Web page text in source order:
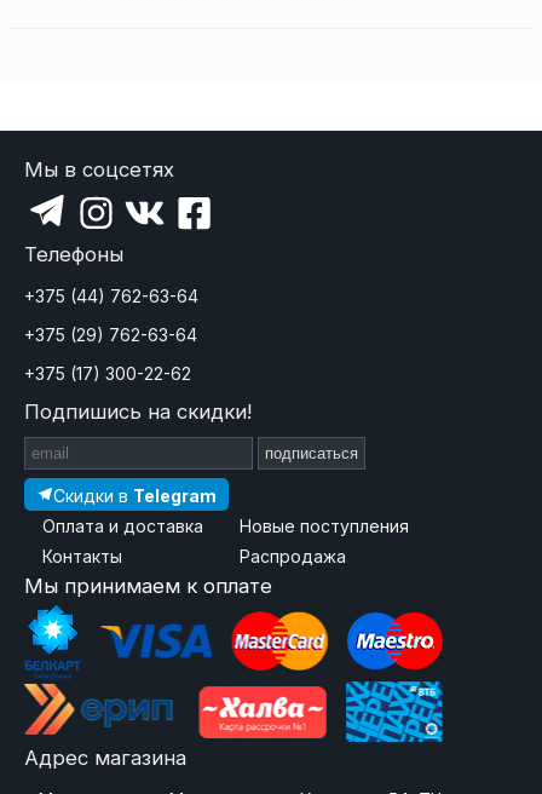
Мы в соцсетях
Телефоны
+375 (44) 762-63-64
+375 (29) 762-63-64
+375 (17) 300-22-62
Подпишись на скидки!
подписаться
Скидки в Telegram
Оплата и доставка
Контакты
Новые поступления
Распродажа
Мы принимаем к оплате
Адрес магазина